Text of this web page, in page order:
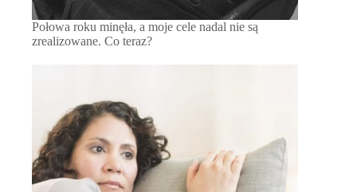
Połowa roku minęła, a moje cele nadal nie są
zrealizowane. Co teraz?